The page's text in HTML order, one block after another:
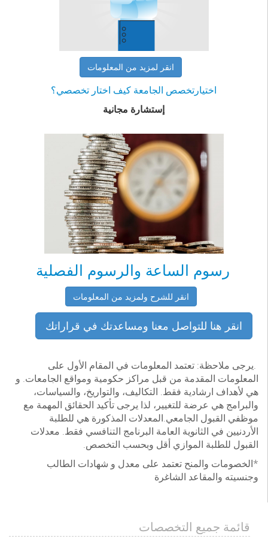
انقر لمزيد من المعلومات
اختيارتخصص الجامعة كيف اختار تخصصي؟
إستشارة مجانية
رسوم الساعة والرسوم الفصلية
انقر للشرح ولمزيد من المعلومات
انقر هنا للتواصل معنا ومساعدتك في قراراتك
.يرجى ملاحظة: تعتمد المعلومات في المقام الأول على
المعلومات المقدمة من قبل مراكز حكومية ومواقع الجامعات. و
هي لأهداف ارشادية فقط. التكاليف، والتواريخ، والسياسات،
والبرامج هي عرضة للتغيير، لذا يرجى تأكيد الحقائق المهمة مع
موظفي القبول الجامعي.المعدلات المذكورة هي للطلبة
الأردنيين في الثانوية العامة البرنامج التنافسي فقط. معدلات
القبول للطلبة الموازي أقل وبحسب التخصص.
*الخصومات والمنح تعتمد على معدل و شهادات الطالب
وجنسيته والمقاعد الشاغرة
قائمة جميع التخصصات